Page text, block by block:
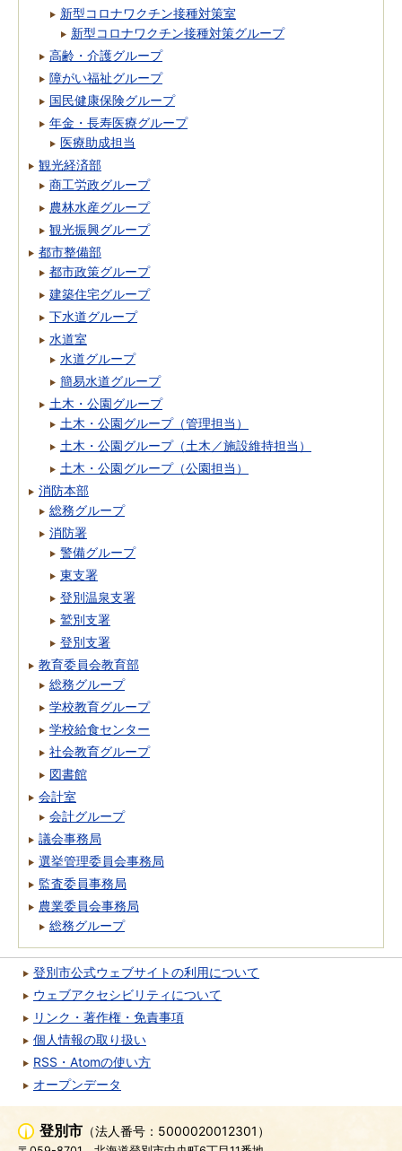
新型コロナワクチン接種対策室
新型コロナワクチン接種対策グループ
高齢・介護グループ
障がい福祉グループ
国民健康保険グループ
年金・長寿医療グループ
医療助成担当
観光経済部
商工労政グループ
農林水産グループ
観光振興グループ
都市整備部
都市政策グループ
建築住宅グループ
下水道グループ
水道室
水道グループ
簡易水道グループ
土木・公園グループ
土木・公園グループ（管理担当）
土木・公園グループ（土木／施設維持担当）
土木・公園グループ（公園担当）
消防本部
総務グループ
消防署
警備グループ
東支署
登別温泉支署
鷲別支署
登別支署
教育委員会教育部
総務グループ
学校教育グループ
学校給食センター
社会教育グループ
図書館
会計室
会計グループ
議会事務局
選挙管理委員会事務局
監査委員事務局
農業委員会事務局
総務グループ
登別市公式ウェブサイトの利用について
ウェブアクセシビリティについて
リンク・著作権・免責事項
個人情報の取り扱い
RSS・Atomの使い方
オープンデータ
登別市 （法人番号：5000020012301）